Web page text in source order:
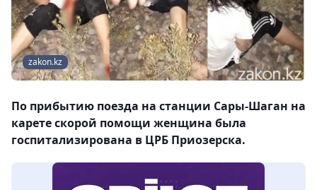
zakon.kz
По прибытию поезда на станции Сары-Шаган на
карете скорой помощи женщина была
госпитализирована в ЦРБ Приозерска.